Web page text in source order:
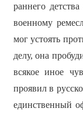
раннего
военному
мог устоять
делу, она
всякое иное
проявил в
единственный